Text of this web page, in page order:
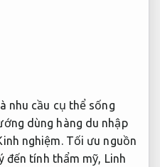
nhu cầu cụ thể sống
dùng hàng du nhập
nghiệm. Tối ưu nguồn
đến tính thẩm mỹ, Linh